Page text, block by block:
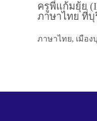
ครูพี่แก้มยุ้ย
ภาษาไทย ที่บุ
ภาษาไทย, เมือง